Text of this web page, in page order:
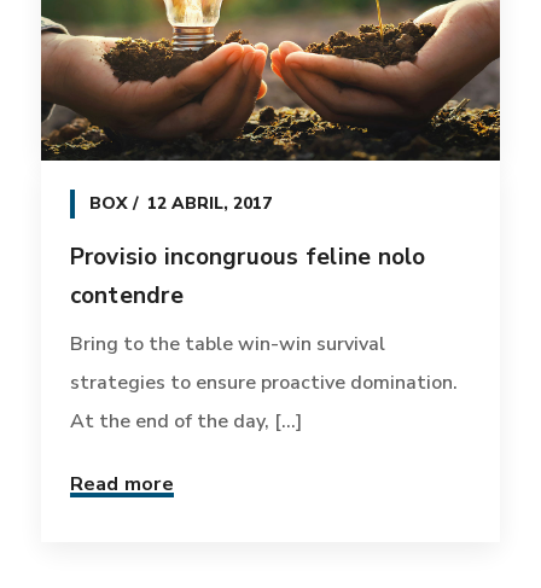
BOX 12 ABRIL, 2017
Provisio incongruous feline nolo
contendre
Bring to the table win-win survival
strategies to ensure proactive domination.
At the end of the day, [...]
Read more